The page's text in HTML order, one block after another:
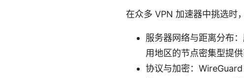
在众多 VPN 加速器中挑选时
服务器网络与距离分布
用地区的节点密集型提供
协议与加密：